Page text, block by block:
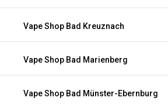
Vape Shop Bad Kreuznach
Vape Shop Bad Marienberg
Vape Shop Bad Münster-Ebernburg